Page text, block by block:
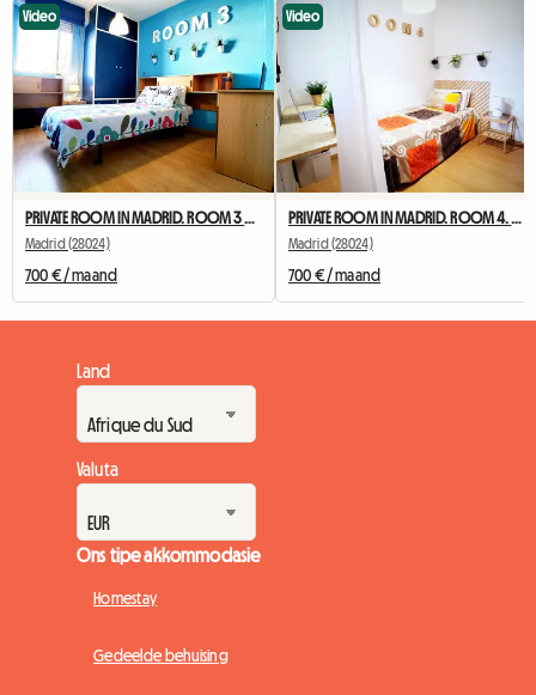
Video
PRIVATE ROOM IN MADRID. ROOM 3 NEAR TO UNIVERSITY
Madrid (28024)
700 € / maand
Video
PRIVATE ROOM IN MADRID. ROOM 4. NEAR TO UNIVERSITY
Madrid (28024)
700 € / maand
Land
Valuta
Ons tipe akkommodasie
Homestay
Gedeelde behuising